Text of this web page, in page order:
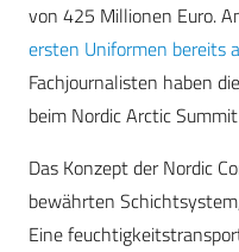
von 425 Millionen Euro.
ersten Uniformen bereits
Fachjournalisten haben
beim Nordic Arctic
Das Konzept der Nordic
bewährten
Eine